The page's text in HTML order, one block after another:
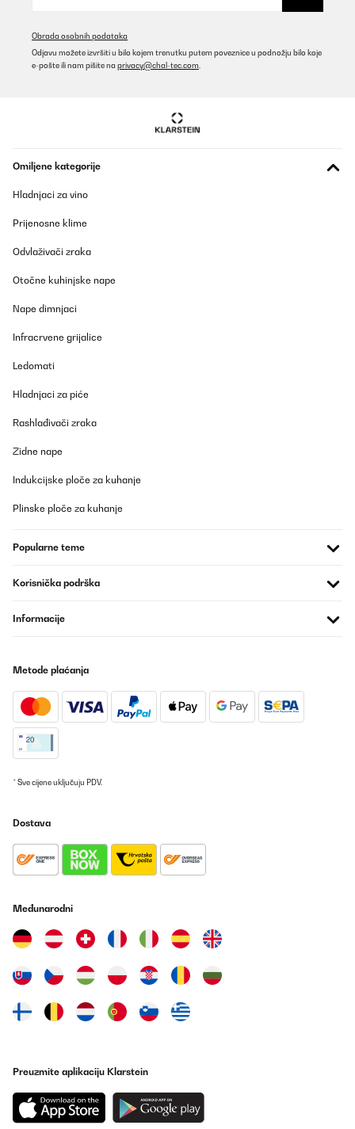
Obrada osobnih podataka
Odjavu možete izvršiti u bilo kojem trenutku putem poveznice u podnožju bilo koje
e-pošte ili nam pišite na privacy@chal-tec.com
Omiljene kategorije
Hladnjaci za vino
Prijenosne klime
Odvlaživači zraka
Otočne kuhinjske nape
Nape dimnjaci
Infracrvene grijalice
Ledomati
Hladnjaci za piće
Rashlađivači zraka
Zidne nape
Indukcijske ploče za kuhanje
Plinske ploče za kuhanje
Popularne teme
Korisnička podrška
Informacije
Metode plaćanja
* Sve cijene uključuju PDV.
Dostava
Međunarodni
Preuzmite aplikaciju Klarstein